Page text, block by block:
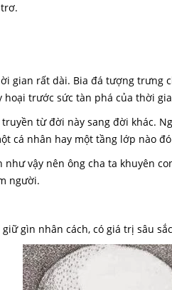
rất dài. Bia đá tượng trưng
trước sức tàn phá của thời
từ đời này sang đời khác.
cá nhân hay một tầng lớp nào
vậy nên ông cha ta khuyên
người.
gìn nhân cách, có giá trị sâu